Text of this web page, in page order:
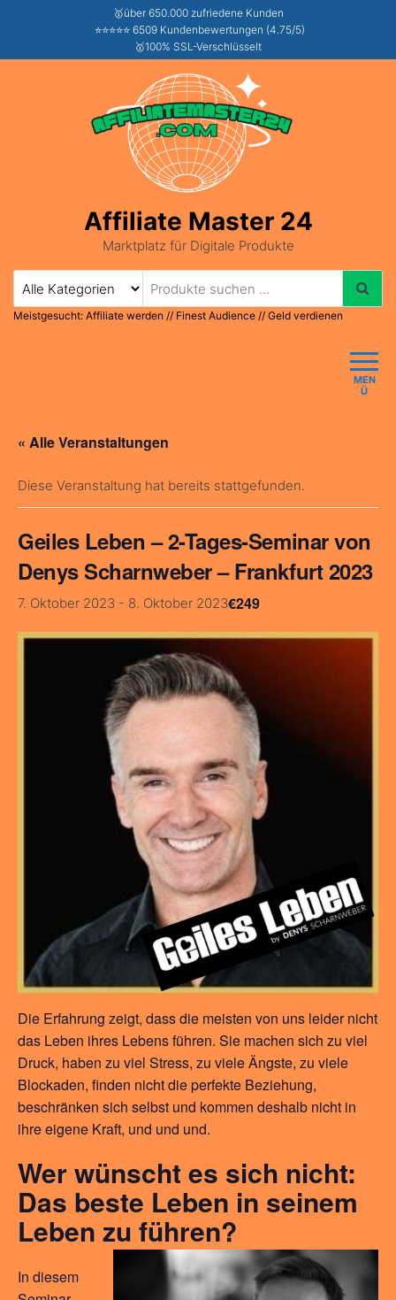
🥇über 650.000 zufriedene Kunden
⭐⭐⭐⭐⭐ 6509 Kundenbewertungen (4.75/5)
🥇100% SSL-Verschlüsselt
Affiliate Master 24
Marktplatz für Digitale Produkte
Meistgesucht: Affiliate werden // Finest Audience // Geld verdienen
MEN
Ü
« Alle Veranstaltungen
Diese Veranstaltung hat bereits stattgefunden.
Geiles Leben – 2-Tages-Seminar von
Denys Scharnweber – Frankfurt 2023
7. Oktober 2023 - 8. Oktober 2023€249
Die Erfahrung zeigt, dass die meisten von uns leider nicht
das Leben ihres Lebens führen. Sie machen sich zu viel
Druck, haben zu viel Stress, zu viele Ängste, zu viele
Blockaden, finden nicht die perfekte Beziehung,
beschränken sich selbst und kommen deshalb nicht in
ihre eigene Kraft, und und und.
Wer wünscht es sich nicht:
Das beste Leben in seinem
Leben zu führen?
In diesem